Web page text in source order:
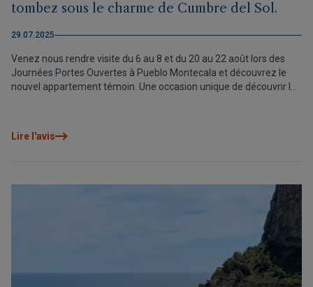
tombez sous le charme de Cumbre del Sol.
29.07.2025
Venez nous rendre visite du 6 au 8 et du 20 au 22 août lors des
Journées Portes Ouvertes à Pueblo Montecala et découvrez le
nouvel appartement témoin. Une occasion unique de découvrir les
Lire l'avis